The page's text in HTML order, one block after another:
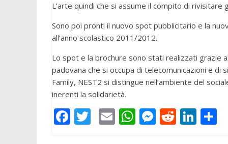
L’arte quindi che si assume il compito di
Sono poi pronti il nuovo spot pubblicitario e la
all’anno scolastico 2011/2012.
Lo spot e la brochure sono stati realizzati grazie
padovana che si occupa di telecomunicazioni e di
Family, NEST2 si distingue nell’ambiente del
inerenti la solidarietà.
F T E W M R Li